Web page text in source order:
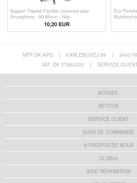
Support Trépied Flexible Universel pour
Smartphone - 60-85mm - Noir
10,20EUR
Étui
MTP DK APS | KARLEBOVEJ 59 | 3400
VAT: DK 37860220
|
ACCUEIL
RETOUR
SERVICE CLIENT
SUIVI DE COMMANDE
A PROPOS DE NOUS
CLUB24
AIDE RÉPARATION